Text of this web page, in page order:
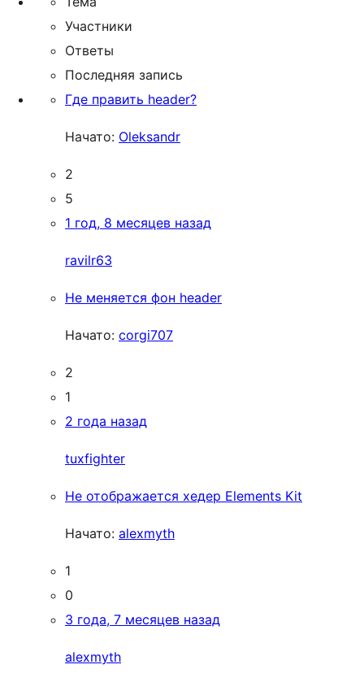
Участники
Ответы
Последняя запись
Где править header?
Начато: Oleksandr
2
5
1 год, 8 месяцев назад
ravilr63
Не меняется фон header
Начато: corgi707
2
1
2 года назад
tuxfighter
Не отображается хедер Elements Kit
Начато: alexmyth
1
0
3 года, 7 месяцев назад
alexmyth